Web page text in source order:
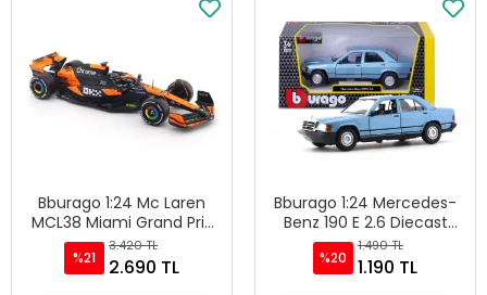
Bburago 1:24 Mc Laren
MCL38 Miami Grand Prix
2024 - 28033
%21
3.420 TL
2.690 TL
Bburago 1:24 Mercedes-
Benz 190 E 2.6 Diecast
Model Araba - Mavi
%20
1.490 TL
1.190 TL